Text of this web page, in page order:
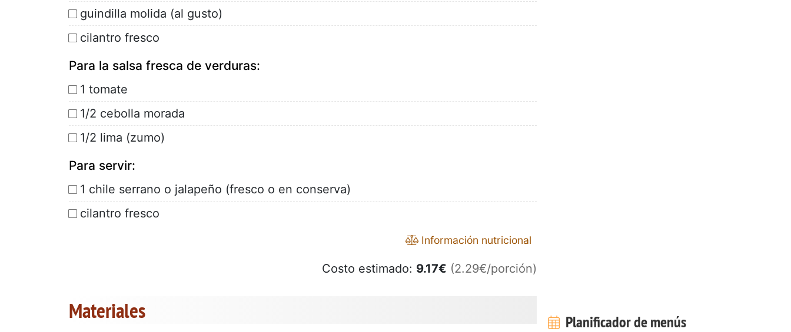
guindilla molida (al gusto)
cilantro fresco
Para la salsa fresca de verduras:
1 tomate
1/2 cebolla morada
1/2 lima (zumo)
Para servir:
1 chile serrano o jalapeño (fresco o en conserva)
cilantro fresco
Información nutricional
Costo estimado: 9.17€ (2.29€/porción)
Materiales Planificador de menús